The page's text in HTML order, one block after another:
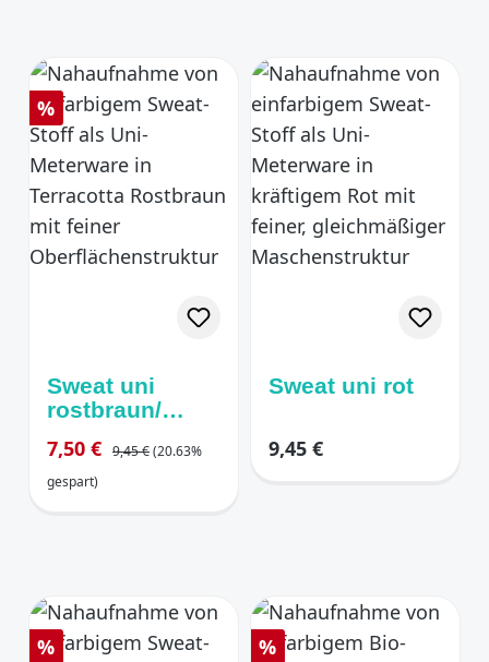
Rabatt
%
Sweat uni
rostbraun/
Verkaufspreis:
7,50 € Regulärer Preis:
9,45 €(20.63%
gespart)
Sweat uni rot
Regulärer Preis:
9,45 €
Rabatt
% Rabatt
%